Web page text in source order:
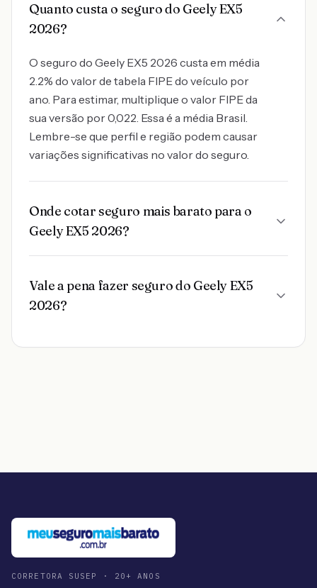
Quanto custa o seguro do Geely EX5
2026?
O seguro do Geely EX5 2026 custa em média
2.2% do valor de tabela FIPE do veículo por
ano. Para estimar, multiplique o valor FIPE da
sua versão por 0,022. Essa é a média Brasil.
Lembre-se que perfil e região podem causar
variações significativas no valor do seguro.
Onde cotar seguro mais barato para o
Geely EX5 2026?
Vale a pena fazer seguro do Geely EX5
2026?
CORRETORA SUSEP · 20+ ANOS